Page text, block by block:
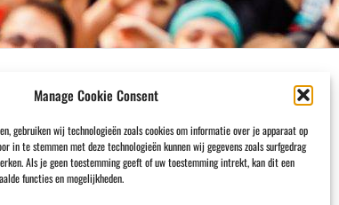
Manage Cookie Consent
gebruiken wij technologieën zoals cookies om informatie over je apparaat op
in te stemmen met deze technologieën kunnen wij gegevens zoals surfgedrag
Als je geen toestemming geeft of uw toestemming intrekt, kan dit een
functies en mogelijkheden.